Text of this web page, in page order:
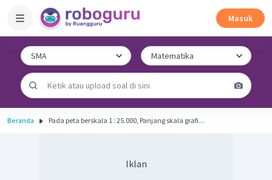
Masuk
Beranda Pada peta berskala 1 : 25.000, Panjang skala grafi...
Iklan